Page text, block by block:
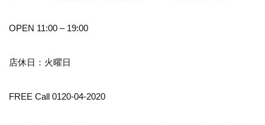
OPEN 11:00 – 19:00
店休日：火曜日
FREE Call 0120-04-2020